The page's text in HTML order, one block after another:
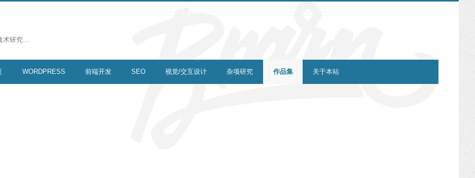
术研究…
WORDPRESS 前端开发 SEO 视觉/交互设计 杂项研究 作品集 关于本站